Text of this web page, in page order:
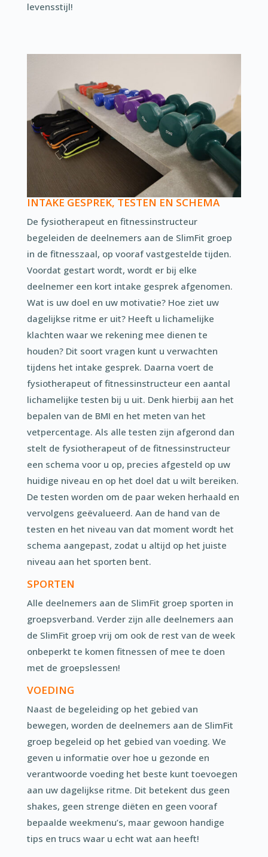
levensstijl!
INTAKE GESPREK, TESTEN EN SCHEMA
De fysiotherapeut en fitnessinstructeur
begeleiden de deelnemers aan de SlimFit groep
in de fitnesszaal, op vooraf vastgestelde tijden.
Voordat gestart wordt, wordt er bij elke
deelnemer een kort intake gesprek afgenomen.
Wat is uw doel en uw motivatie? Hoe ziet uw
dagelijkse ritme er uit? Heeft u lichamelijke
klachten waar we rekening mee dienen te
houden? Dit soort vragen kunt u verwachten
tijdens het intake gesprek. Daarna voert de
fysiotherapeut of fitnessinstructeur een aantal
lichamelijke testen bij u uit. Denk hierbij aan het
bepalen van de BMI en het meten van het
vetpercentage. Als alle testen zijn afgerond dan
stelt de fysiotherapeut of de fitnessinstructeur
een schema voor u op, precies afgesteld op uw
huidige niveau en op het doel dat u wilt bereiken.
De testen worden om de paar weken herhaald en
vervolgens geëvalueerd. Aan de hand van de
testen en het niveau van dat moment wordt het
schema aangepast, zodat u altijd op het juiste
niveau aan het sporten bent.
SPORTEN
Alle deelnemers aan de SlimFit groep sporten in
groepsverband. Verder zijn alle deelnemers aan
de SlimFit groep vrij om ook de rest van de week
onbeperkt te komen fitnessen of mee te doen
met de groepslessen!
VOEDING
Naast de begeleiding op het gebied van
bewegen, worden de deelnemers aan de SlimFit
groep begeleid op het gebied van voeding. We
geven u informatie over hoe u gezonde en
verantwoorde voeding het beste kunt toevoegen
aan uw dagelijkse ritme. Dit betekent dus geen
shakes, geen strenge diëten en geen vooraf
bepaalde weekmenu’s, maar gewoon handige
tips en trucs waar u echt wat aan heeft!